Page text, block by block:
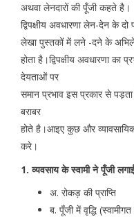
अथवा लेनदारों की पूँजी कहते है।
द्विपक्षीय अवधारणा लेन-देन के
लेखा पुस्तकों में लने -दने के
होता है।द्विपक्षीय अवधारणा
देयताओं पर
समान प्रभाव इस प्रकार से
बराबर
होते है।आइए कुछ और
करे।
1. व्यवसाय के स्वामी ने पूँजी
अ. रोकड़ की प्राप्ति
ब. पूँजी में वृद्धि